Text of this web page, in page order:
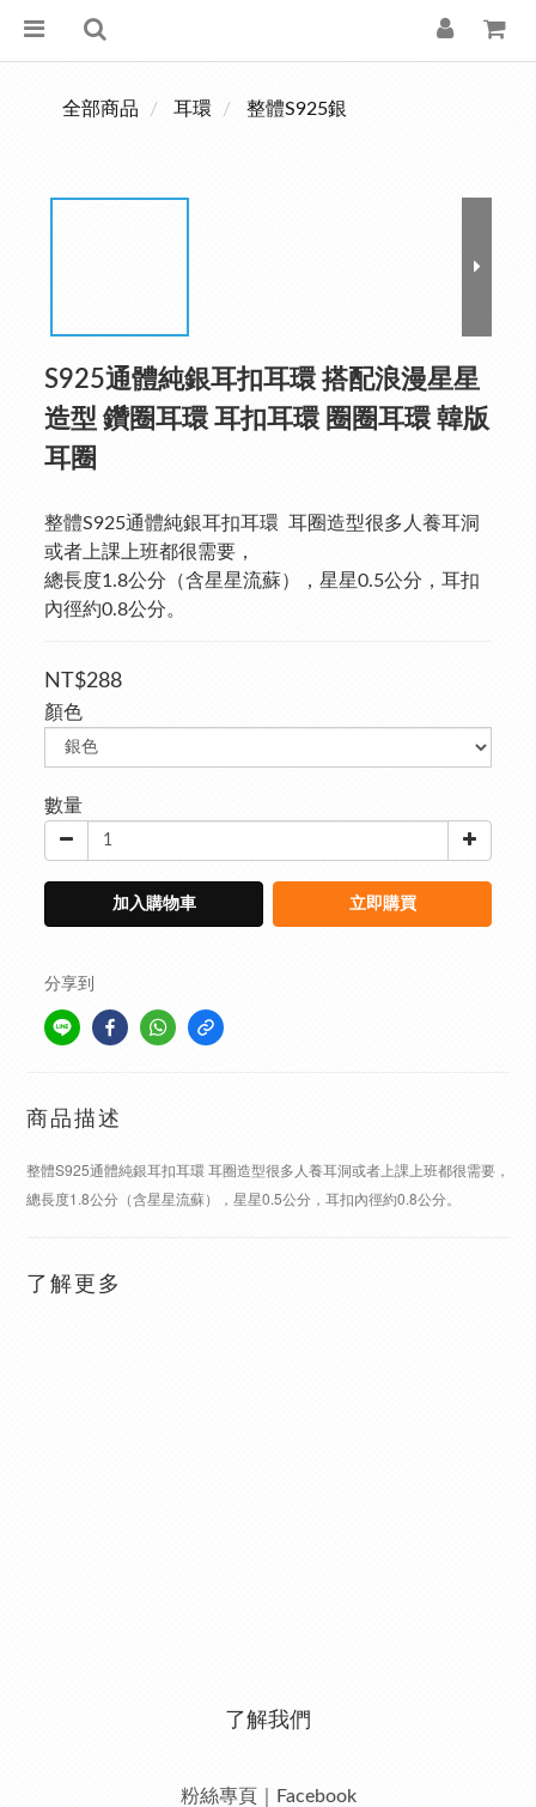
全部商品 耳環 整體S925銀
S925通體純銀耳扣耳環 搭配浪漫星星
造型 鑽圈耳環 耳扣耳環 圈圈耳環 韓版
耳圈
整體S925通體純銀耳扣耳環  耳圈造型很多人養耳洞
或者上課上班都很需要，
總長度1.8公分（含星星流蘇），星星0.5公分，耳扣
內徑約0.8公分。
NT$288
顏色
數量
加入購物車 立即購買
分享到
商品描述
整體S925通體純銀耳扣耳環 耳圈造型很多人養耳洞或者上課上班都很需要，
總長度1.8公分（含星星流蘇），星星0.5公分，耳扣內徑約0.8公分。
了解更多
了解我們
粉絲專頁｜Facebook